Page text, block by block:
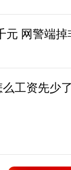
网警端掉
工资先少